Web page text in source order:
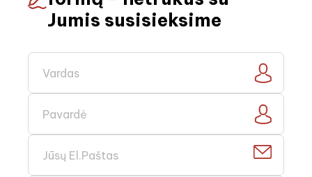
Jumis susisieksime